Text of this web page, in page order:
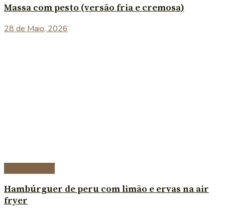
Massa com pesto (versão fria e cremosa)
28 de Maio, 2026
Hambúrguer de peru com limão e ervas na air
fryer